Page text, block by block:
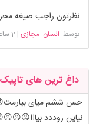
نظرتون راجب صیغه
توسط انسان_مجازی | 2 ساعت پیش
داغ ترین های تاپیک های 2
حس ششم میای
نیاین زوددد